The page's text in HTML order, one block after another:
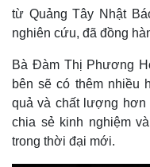
từ Quảng Tây Nhật
nghiên cứu, đã đồng
Bà Đàm Thị Phương
bên sẽ có thêm nhiều
quả và chất lượng hơn
chia sẻ kinh nghiệm
trong thời đại mới.